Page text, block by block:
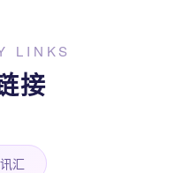
LINKS
接
汇